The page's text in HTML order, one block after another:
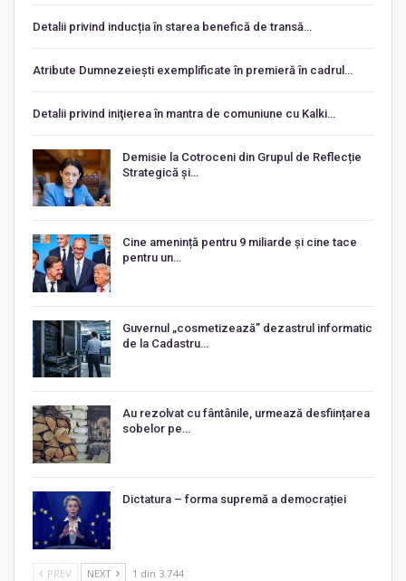
Detalii privind inducția în starea benefică de transă…
Atribute Dumnezeiești exemplificate în premieră în cadrul…
Detalii privind iniţierea în mantra de comuniune cu Kalki…
Demisie la Cotroceni din Grupul de Reflecție
Strategică și…
Cine amenință pentru 9 miliarde și cine tace
pentru un…
Guvernul „cosmetizează” dezastrul informatic
de la Cadastru…
Au rezolvat cu fântânile, urmează desființarea
sobelor pe…
Dictatura – forma supremă a democrației
PREV NEXT 1 din 3.744